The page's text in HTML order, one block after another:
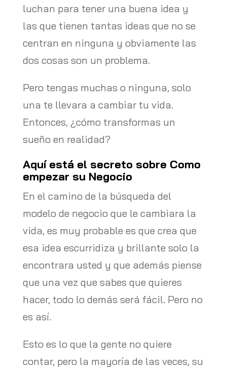
luchan para tener una buena idea y
las que tienen tantas ideas que no se
centran en ninguna y obviamente las
dos cosas son un problema.
Pero tengas muchas o ninguna, solo
una te llevara a cambiar tu vida.
Entonces, ¿cómo transformas un
sueño en realidad?
Aquí está el secreto sobre Como
empezar su Negocio
En el camino de la búsqueda del
modelo de negocio que le cambiara la
vida, es muy probable es que crea que
esa idea escurridiza y brillante solo la
encontrara usted y que además piense
que una vez que sabes que quieres
hacer, todo lo demás será fácil. Pero no
es así.
Esto es lo que la gente no quiere
contar, pero la mayoría de las veces, su